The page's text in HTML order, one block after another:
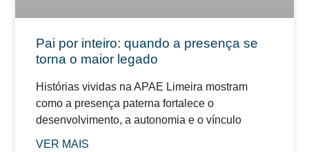
Pai por inteiro: quando a presença se
torna o maior legado
Histórias vividas na APAE Limeira mostram
como a presença paterna fortalece o
desenvolvimento, a autonomia e o vínculo
VER MAIS